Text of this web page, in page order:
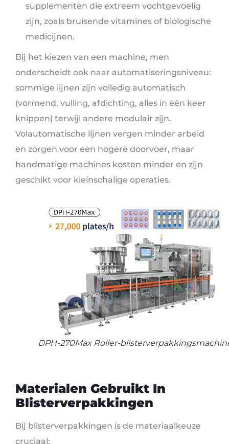
supplementen die extreem vochtgevoelig
zijn, zoals bruisende vitamines of biologische
medicijnen.
Bij het kiezen van een machine, men
onderscheidt ook naar automatiseringsniveau:
sommige lijnen zijn volledig automatisch
(vormend, vulling, afdichting, alles in één keer
knippen) terwijl andere modulair zijn.
Volautomatische lijnen vergen minder arbeid
en zorgen voor een hogere doorvoer, maar
handmatige machines kosten minder en zijn
geschikt voor kleinschalige operaties.
DPH-270Max Roller-
Materialen Gebruikt In
Blisterverpakkingen
Bij blisterverpakkingen is de materiaalkeuze
cruciaal: